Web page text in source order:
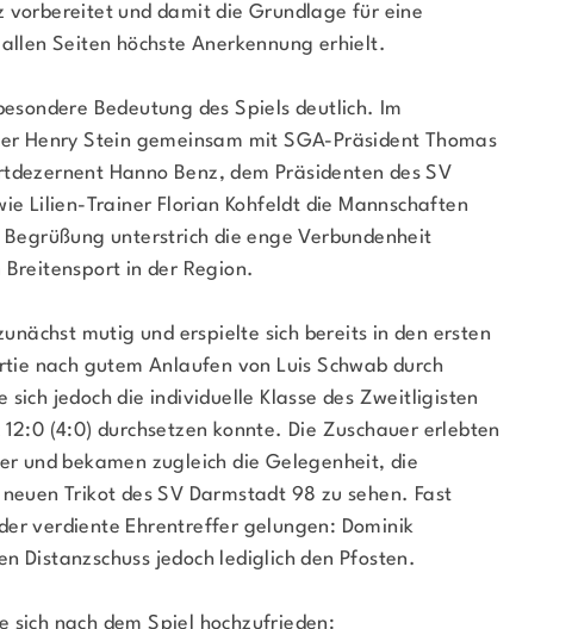
vorbereitet und damit die Grundlage für eine
Seiten höchste Anerkennung erhielt.
Bedeutung des Spiels deutlich. Im
Henry Stein gemeinsam mit SGA-Präsident Thomas
Hanno Benz, dem Präsidenten des SV
Lilien-Trainer Florian Kohfeldt die Mannschaften
unterstrich die enge Verbundenheit
in der Region.
mutig und erspielte sich bereits in den ersten
nach gutem Anlaufen von Luis Schwab durch
sich jedoch die individuelle Klasse des Zweitligisten
(4:0) durchsetzen konnte. Die Zuschauer erlebten
und bekamen zugleich die Gelegenheit, die
Trikot des SV Darmstadt 98 zu sehen. Fast
verdiente Ehrentreffer gelungen: Dominik
Distanzschuss jedoch lediglich den Pfosten.
sich nach dem Spiel hochzufrieden: